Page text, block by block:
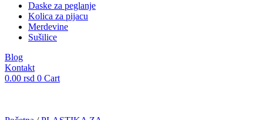
Daske za peglanje
Kolica za pijacu
Merdevine
Sušilice
Blog
Kontakt
0.00 rsd 0 Cart